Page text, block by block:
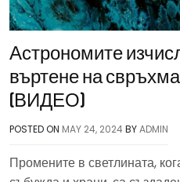
Астрономите
въртене на
(ВИДЕО)
POSTED ON MAY 24, 2024BYADMIN
Промените в светлината,